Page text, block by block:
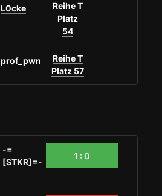
L0cke
Reihe T
Platz
54
prof_pwn
Reihe T
Platz 57
-=
[STKR]=-
1 : 0